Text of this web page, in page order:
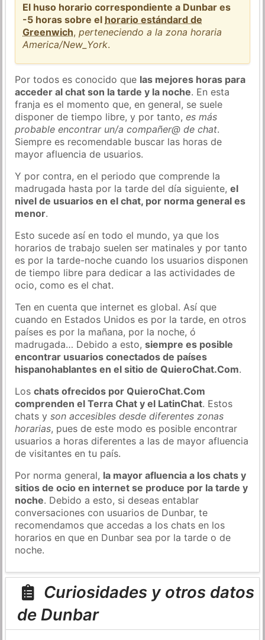
El huso horario correspondiente a Dunbar es
-5 horas sobre el horario estándard de
Greenwich,perteneciendo a la zona horaria
America/New_York.
Por todos es conocido que las mejores horas para
acceder al chat son la tarde y la noche. En esta
franja es el momento que, en general, se suele
disponer de tiempo libre, y por tanto,es más
probable encontrar un/a compañer@ de chat.
Siempre es recomendable buscar las horas de
mayor afluencia de usuarios.
Y por contra, en el periodo que comprende la
madrugada hasta por la tarde del día siguiente,el
nivel de usuarios en el chat, por norma general es
menor.
Esto sucede así en todo el mundo, ya que los
horarios de trabajo suelen ser matinales y por tanto
es por la tarde-noche cuando los usuarios disponen
de tiempo libre para dedicar a las actividades de
ocio, como es el chat.
Ten en cuenta que internet es global. Así que
cuando en Estados Unidos es por la tarde, en otros
países es por la mañana, por la noche, ó
madrugada… Debido a esto,siempre es posible
encontrar usuarios conectados de países
hispanohablantes en el sitio de QuieroChat.Com.
Loschats ofrecidos por QuieroChat.Com
comprenden el Terra Chat y el LatinChat. Estos
chats yson accesibles desde diferentes zonas
horarias, pues de este modo es posible encontrar
usuarios a horas diferentes a las de mayor afluencia
de visitantes en tu país.
Por norma general, la mayor afluencia a los chats y
sitios de ocio en internet se produce por la tarde y
noche. Debido a esto, si deseas entablar
conversaciones con usuarios de Dunbar, te
recomendamos que accedas a los chats en los
horarios en que en Dunbar sea por la tarde o de
noche.
Curiosidades y otros datos
de Dunbar